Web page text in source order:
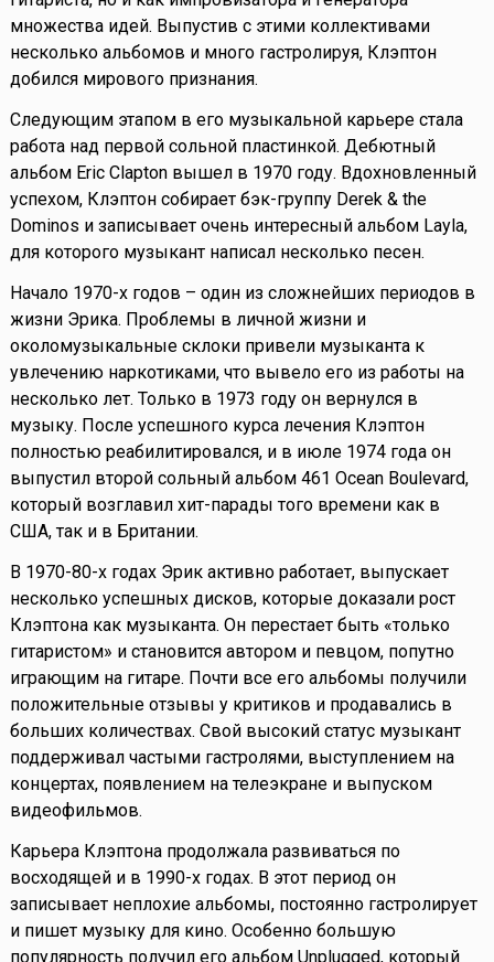
множества идей. Выпустив с этими коллективами
несколько альбомов и много гастролируя, Клэптон
добился мирового признания.
Следующим этапом в его музыкальной карьере стала
работа над первой сольной пластинкой. Дебютный
альбом Eric Clapton вышел в 1970 году. Вдохновленный
успехом, Клэптон собирает бэк-группу Derek & the
Dominos и записывает очень интересный альбом Layla,
для которого музыкант написал несколько песен.
Начало 1970-х годов – один из сложнейших периодов в
жизни Эрика. Проблемы в личной жизни и
околомузыкальные склоки привели музыканта к
увлечению наркотиками, что вывело его из работы на
несколько лет. Только в 1973 году он вернулся в
музыку. После успешного курса лечения Клэптон
полностью реабилитировался, и в июле 1974 года он
выпустил второй сольный альбом 461 Ocean Boulevard,
который возглавил хит-парады того времени как в
США, так и в Британии.
В 1970-80-х годах Эрик активно работает, выпускает
несколько успешных дисков, которые доказали рост
Клэптона как музыканта. Он перестает быть «только
гитаристом» и становится автором и певцом, попутно
играющим на гитаре. Почти все его альбомы получили
положительные отзывы у критиков и продавались в
больших количествах. Свой высокий статус музыкант
поддерживал частыми гастролями, выступлением на
концертах, появлением на телеэкране и выпуском
видеофильмов.
Карьера Клэптона продолжала развиваться по
восходящей и в 1990-х годах. В этот период он
записывает неплохие альбомы, постоянно гастролирует
и пишет музыку для кино. Особенно большую
популярность получил его альбом Unplugged, который